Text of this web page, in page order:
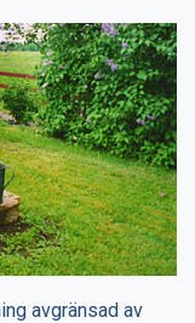
avgränsad av